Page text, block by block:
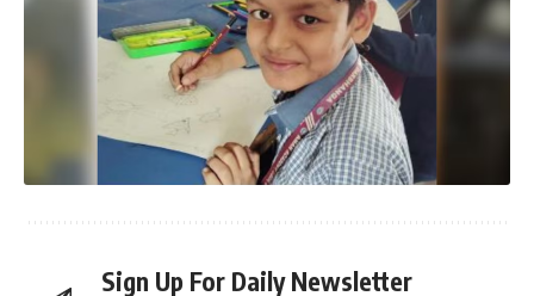
Sign Up For Daily Newsletter